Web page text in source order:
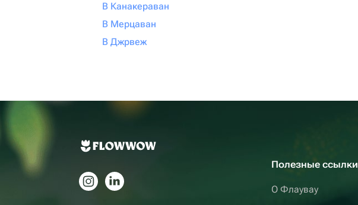
В Канакераван
В Мерцаван
В Джрвеж
Полезные ссылки
О Флаувау